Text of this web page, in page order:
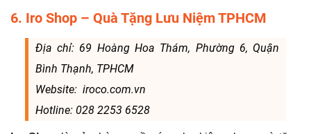
6. Iro Shop – Quà Tặng Lưu Niệm TPHCM
Địa chỉ: 69 Hoàng Hoa Thám, Phường 6, Quận
Bình Thạnh, TPHCM
Website: iroco.com.vn
Hotline: 028 2253 6528